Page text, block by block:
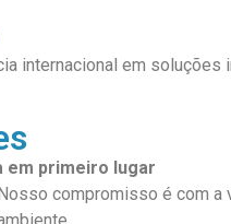
internacional em soluções
em primeiro lugar
compromisso é com a